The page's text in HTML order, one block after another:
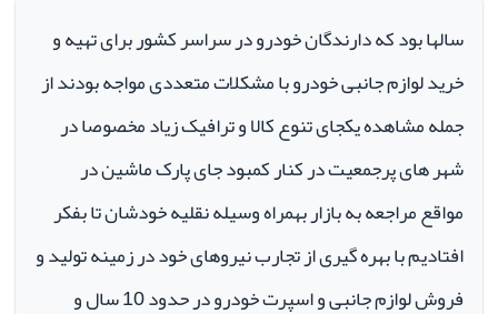
سالها بود که دارندگان خودرو در سراسر کشور برای تهیه و
خرید لوازم جانبی خودرو با مشکلات متعددی مواجه بودند از
جمله مشاهده یکجای تنوع کالا و ترافیک زیاد مخصوصا در
شهر های پرجمعیت در کنار کمبود جای پارک ماشین در
مواقع مراجعه به بازار بهمراه وسیله نقلیه خودشان تا بفکر
افتادیم با بهره گیری از تجارب نیروهای خود در زمینه تولید و
فروش لوازم جانبی و اسپرت خودرو در حدود 10 سال و